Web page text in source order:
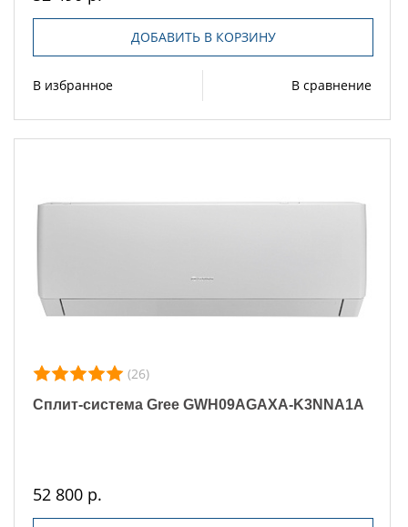
ДОБАВИТЬ В КОРЗИНУ
В избранное В сравнение
(26)
Сплит-система Gree GWH09AGAXA-K3NNA1A
52 800 р.